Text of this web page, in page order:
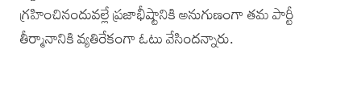
గ్రహించినందువల్లే ప్రజాభీష్టానికి అనుగుణంగా తమ పార్టీ
తీర్మానానికి వ్యతిరేకంగా ఓటు వేసిందన్నారు.